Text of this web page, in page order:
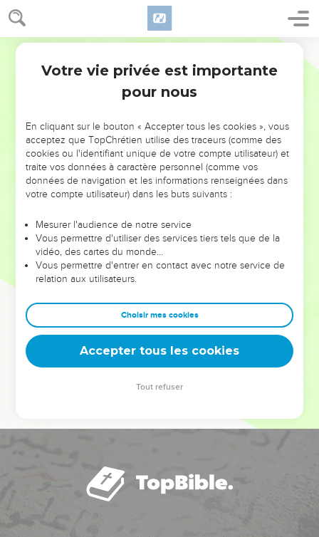
NE MANQUEZ PAS L’ÉVÉNEMENT
DE L’ANNÉE !
ET SI LEURS ERREURS POUVAIENT VOUS ÉVITER LES
VOTRES ?
leur foi ou leur vision. Mais on voit moins les doutes, les erreurs
et les saisons difficiles qu'ils ont traversés, alors même que ce
sont elles qui les ont façonnés.
Dans cette conférence, leaders, entrepreneurs, et responsables
clés pour avancer avec plus de sagesse afin que leurs erreurs
deviennent vos tremplins. Que vous guidiez un ministère, une
équipe, un groupe ou une famille, leur expérience est faite
Votre vie privée est importante
pour nous
En cliquant sur le bouton « Accepter tous les cookies », vous
acceptez que TopChrétien utilise des traceurs (comme des
cookies ou l'identifiant unique de votre compte utilisateur) et
traite vos données à caractère personnel (comme vos
données de navigation et les informations renseignées dans
votre compte utilisateur) dans les buts suivants :
Mesurer l'audience de notre service
Vous permettre d'utiliser des services tiers tels que de la
vidéo, des cartes du monde…
Vous permettre d'entrer en contact avec notre service de
relation aux utilisateurs.
Choisir mes cookies
Accepter tous les cookies
Tout refuser